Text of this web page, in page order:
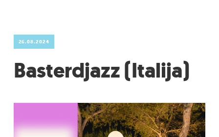
26.08.2024
Basterdjazz (Italija)